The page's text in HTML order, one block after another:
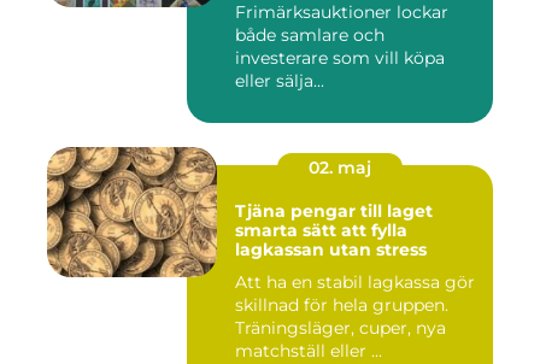
Frimärksauktioner lockar
både samlare och
investerare som vill köpa
eller sälja...
02. maj
Tjäna pengar till laget
smarta sätt att fylla
lagkassan utan stress
Att ha en stabil lagkassa gör
skillnad för hela gruppen.
Träningsläger, cuper, nya
matchställ eller ...